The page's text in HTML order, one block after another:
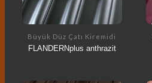
Büyük Düz Çatı Kiremidi
FLANDERNplus anthrazit